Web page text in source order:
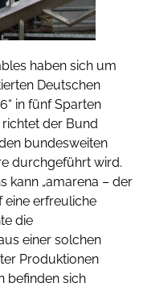
haben sich um
Deutschen
in fünf Sparten
der Bund
bundesweiten
durchgeführt wird.
kann „amarena – der
eine erfreuliche
die
einer solchen
Produktionen
befinden sich